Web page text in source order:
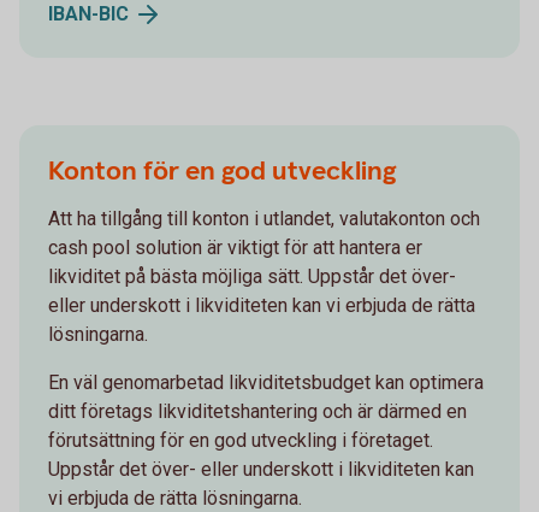
IBAN-BIC
Konton för en god utveckling
Att ha tillgång till konton i utlandet, valutakonton och
cash pool solution är viktigt för att hantera er
likviditet på bästa möjliga sätt. Uppstår det över-
eller underskott i likviditeten kan vi erbjuda de rätta
lösningarna.
En väl genomarbetad likviditetsbudget kan optimera
ditt företags likviditetshantering och är därmed en
förutsättning för en god utveckling i företaget.
Uppstår det över- eller underskott i likviditeten kan
vi erbjuda de rätta lösningarna.